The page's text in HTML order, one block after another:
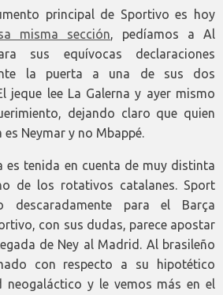
principal de Sportivo es hoy
misma sección, pedíamos a Al
sus equívocas declaraciones
la puerta a una de sus dos
jeque lee La Galerna y ayer mismo
dejando claro que quien
Neymar y no Mbappé.
es tenida en cuenta de muy distinta
de los rotativos catalanes. Sport
descaradamente para el Barça
con sus dudas, parece apostar
de Ney al Madrid. Al brasileño
con respecto a su hipotético
neogaláctico y le vemos más en el